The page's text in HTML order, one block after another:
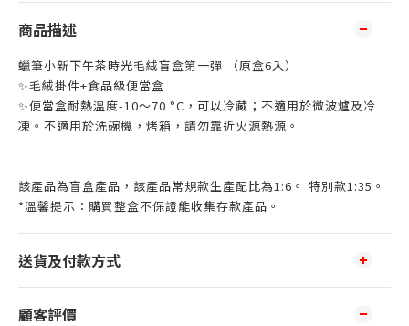
商品描述
蠟筆小新下午茶時光毛絨盲盒第一彈 （原盒6入）
✨毛絨掛件+食品級便當盒
✨便當盒耐熱溫度-10～70 °C，可以冷藏；不適用於微波爐及冷
凍。不適用於洗碗機，烤箱，請勿靠近火源熱源。
該產品為盲盒產品，該產品常規款生產配比為1:6。 特別款1:35。
*溫馨提示：購買整盒不保證能收集存款產品。
送貨及付款方式
顧客評價